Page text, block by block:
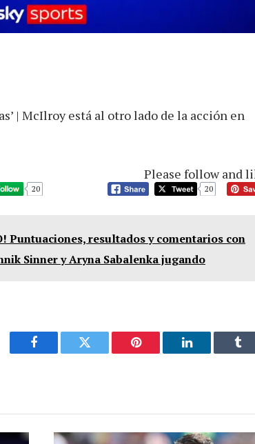
| McIlroy está al otro lado de la acción en
Please follow and
20 20
Puntuaciones, resultados y comentarios con
Sinner y Aryna Sabalenka jugando
Facebook Twitter Pinterest LinkedIn